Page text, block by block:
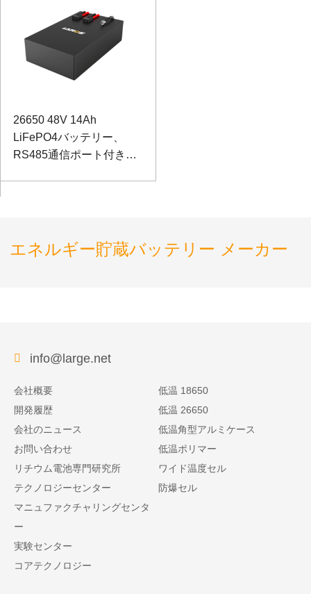
26650 48V 14Ah
LiFePO4バッテリー、
RS485通信ポート付き消
エネルギー貯蔵バッテリー メーカー
info@large.net
会社概要
開発履歴
会社のニュース
お問い合わせ
リチウム電池専門研究所
テクノロジーセンター
マニュファクチャリングセンタ
ー
実験センター
コアテクノロジー
低温 18650
低温 26650
低温角型アルミケース
低温ポリマー
ワイド温度セル
防爆セル